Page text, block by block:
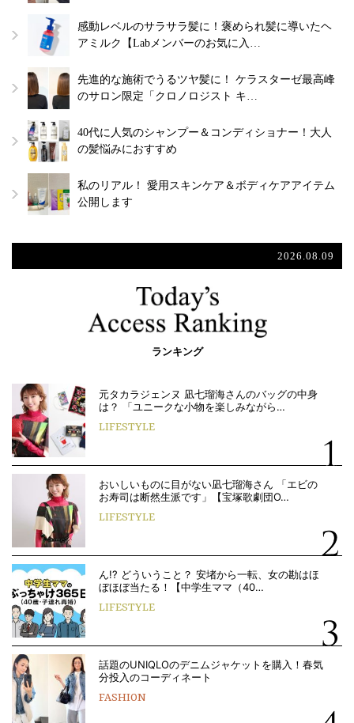
感動レベルのサラサラ髪に！褒められ髪に導いたヘ
アミルク【Labメンバーのお気に入…
先進的な施術でうるツヤ髪に！ ケラスターゼ最高峰
のサロン限定「クロノロジスト キ…
40代に人気のシャンプー＆コンディショナー！大人
の髪悩みにおすすめ
私のリアル！ 愛用スキンケア＆ボディケアアイテム
公開します
2026.08.09
ランキング
元タカラジェンヌ 凪七瑠海さんのバッグの中身
は？ 「ユニークな小物を楽しみながら…
LIFESTYLE
おいしいものに目がない凪七瑠海さん 「エビの
お寿司は断然生派です」【宝塚歌劇団O…
LIFESTYLE
ん!? どういうこと？ 安堵から一転、女の勘はほ
ぼほぼ当たる！【中学生ママ（40…
LIFESTYLE
話題のUNIQLOのデニムジャケットを購入！春気
分投入のコーディネート
FASHION